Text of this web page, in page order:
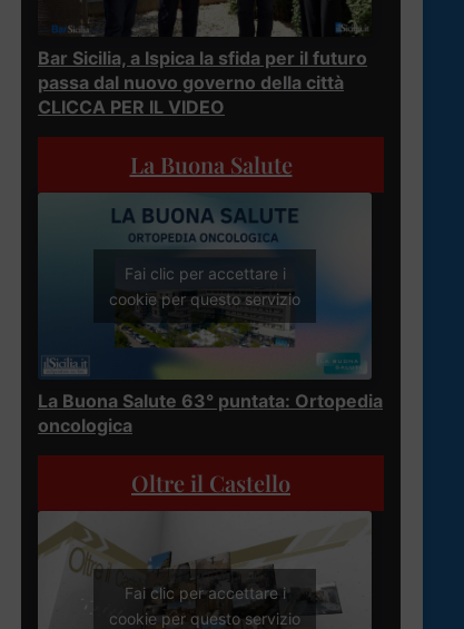
Bar Sicilia, a Ispica la sfida per il futuro
passa dal nuovo governo della città
CLICCA PER IL VIDEO
La Buona Salute
Fai clic per accettare i
cookie per questo servizio
La Buona Salute 63° puntata: Ortopedia
oncologica
Oltre il Castello
Fai clic per accettare i
cookie per questo servizio